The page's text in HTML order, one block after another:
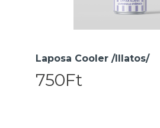
Laposa Cooler /Illatos/
750Ft